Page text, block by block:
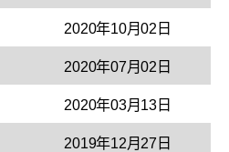
2020年10月02日
2020年07月02日
2020年03月13日
2019年12月27日